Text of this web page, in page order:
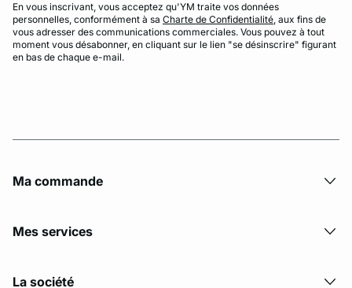
En vous inscrivant, vous acceptez qu'YM traite vos données
personnelles, conformément à sa Charte de Confidentialité, aux fins de
vous adresser des communications commerciales. Vous pouvez à tout
moment vous désabonner, en cliquant sur le lien "se désinscrire" figurant
en bas de chaque e-mail.
Ma commande
Mes services
La société